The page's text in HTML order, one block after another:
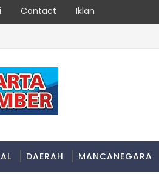
Contact Iklan
DAERAH MANCANEGARA